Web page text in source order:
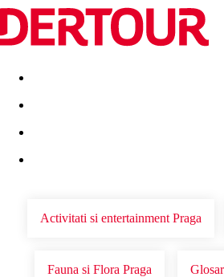
Destinatii Vacanta perfecta
Activitati si entertainment Praga
Fauna si Flora Praga